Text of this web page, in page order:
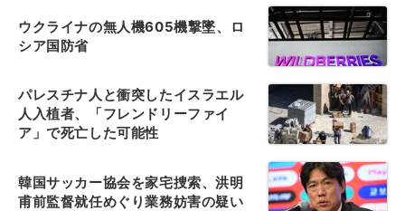
ウクライナの無人機605機撃墜、ロ
シア国防省
パレスチナ人と衝突したイスラエル
人入植者、「フレンドリーファイ
ア」で死亡した可能性
韓国サッカー協会を家宅捜索、洪明
甫前監督就任めぐり業務妨害の疑い